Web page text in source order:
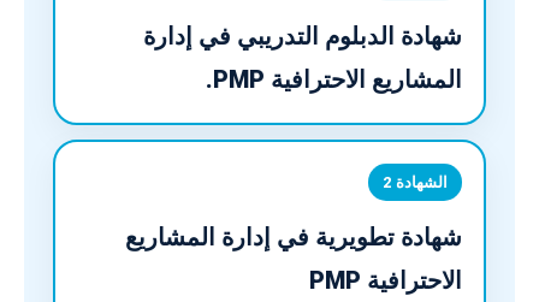
شهادة الدبلوم التدريبي في إدارة
المشاريع الاحترافية PMP.
الشهادة 2
شهادة تطويرية في إدارة المشاريع
الاحترافية PMP